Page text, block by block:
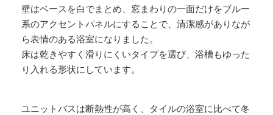
壁はベースを白でまとめ、窓まわりの一面だけをブルー
系のアクセントパネルにすることで、清潔感がありなが
ら表情のある浴室になりました。
床は乾きやすく滑りにくいタイプを選び、浴槽もゆった
り入れる形状にしています。
ユニットバスは断熱性が高く、タイルの浴室に比べて冬